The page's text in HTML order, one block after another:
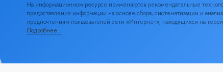
На информационном ресурсе применяются рекомендательные
предоставления информации на основе сбора, систематизации и
предпочтениям пользователей сети «Интернет», находящихся на
Подробнее…